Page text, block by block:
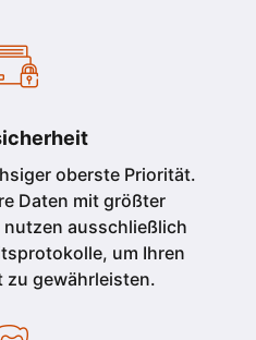
oberste Priorität.
Daten mit größter
ausschließlich
um Ihren
zu gewährleisten.